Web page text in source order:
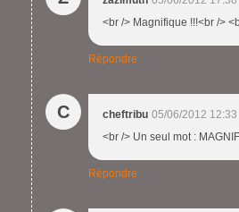
<br /> Magnifique !!!<br />
Répondre
C cheftribu 05/06/2012 12:33
<br /> Un seul mot :
Répondre